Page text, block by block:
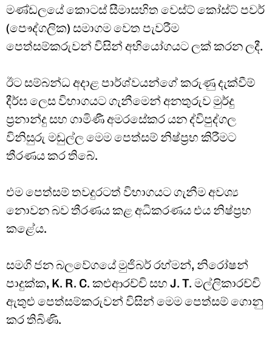
මණ්ඩලයේ කොටස් සීමාසහිත වෙස්ට් කෝස්ට් පවර්
(පෞද්ගලික) සමාගම වෙත පැවරීම
පෙත්සම්කරුවන් විසින් අභියෝගයට ලක් කරන ලදී.
ඊට සම්බන්ධ අදාළ පාර්ශ්වයන්ගේ කරුණු දැක්වීම්
දීර්ඝ ලෙස විභාගයට ගැනීමෙන් අනතුරුව මුර්දු
ප්‍රනාන්දු සහ ගාමිණී අමරසේකර යන ද්විපුද්ගල
විනිසුරු මඩුල්ල මෙම පෙත්සම් නිෂ්ප්‍රභ කිරීමට
තීරණය කර තිබේ.
එම පෙත්සම් තවදුරටත් විභාගයට ගැනීම අවශ්‍ය
නොවන බව තීරණය කළ අධිකරණය එය නිෂ්ප්‍රභ
කළේය.
සමගි ජන බලවේගයේ මුජිබර් රහ්මන්, නිරෝෂන්
පාදුක්ක, K. R. C. කළුආරච්චි සහ J. T. මල්ලිකාරච්චි
ඇතුළු පෙත්සම්කරුවන් විසින් මෙම පෙත්සම් ගොනු
කර තිබිණි.